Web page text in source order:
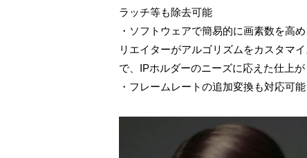
ラッチ等も除去可能
・ソフトウェアで簡易的に画素数を高
リエイターがアルゴリズムをカスタマ
で、IPホルダーのニーズに応えた仕上
・フレームレートの追加変換も対応可能